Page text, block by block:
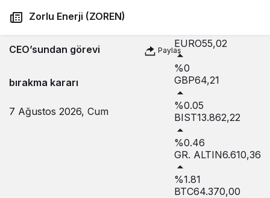
7 Ağustos 2026, Cum
EURO55,02
%0
GBP64,21
%0.05
BIST13.862,22
%0.46
GR. ALTIN6.610,36
%1.81
BTC64.370,00
Zorlu Enerji (ZOREN)
CEO’sundan görevi
bırakma kararı
Paylaş